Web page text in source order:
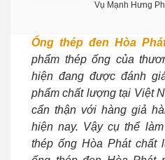
Vụ Mạnh Hưng
Ống thép đen Hòa
phẩm thép ống của
hiện đang được đánh
phẩm chất lượng tại Việt
cẩn thận với hàng giả
hiện nay. Vậy cụ thể
thép ống Hòa Phát chất